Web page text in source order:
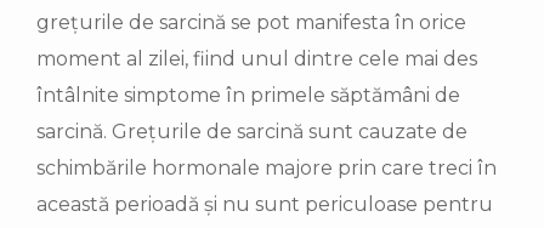
grețurile de sarcină se pot manifesta în orice
moment al zilei, fiind unul dintre cele mai des
întâlnite simptome în primele săptămâni de
sarcină. Grețurile de sarcină sunt cauzate de
schimbările hormonale majore prin care treci în
această perioadă și nu sunt periculoase pentru